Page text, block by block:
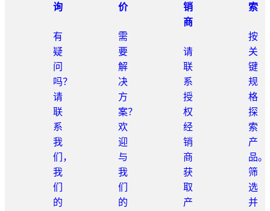
询
有
疑
问
吗？
请
联
系
我
们，
我
们
的
价
需
要
解
决
方
案？
欢
迎
与
我
们
的
销
商
请
联
系
授
权
经
销
商
获
取
产
索
按
关
键
规
格
探
索
产
品。
筛
选
并